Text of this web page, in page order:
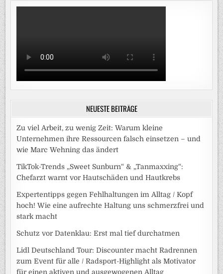
NEUESTE BEITRÄGE
Zu viel Arbeit, zu wenig Zeit: Warum kleine
Unternehmen ihre Ressourcen falsch einsetzen – und
wie Marc Wehning das ändert
TikTok-Trends „Sweet Sunburn“ & „Tanmaxxing“:
Chefarzt warnt vor Hautschäden und Hautkrebs
Expertentipps gegen Fehlhaltungen im Alltag / Kopf
hoch! Wie eine aufrechte Haltung uns schmerzfrei und
stark macht
Schutz vor Datenklau: Erst mal tief durchatmen
Lidl Deutschland Tour: Discounter macht Radrennen
zum Event für alle / Radsport-Highlight als Motivator
für einen aktiven und ausgewogenen Alltag